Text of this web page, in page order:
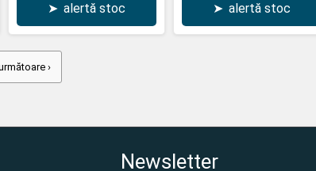
➤ alertă stoc ➤ alertă stoc
›
Newsletter